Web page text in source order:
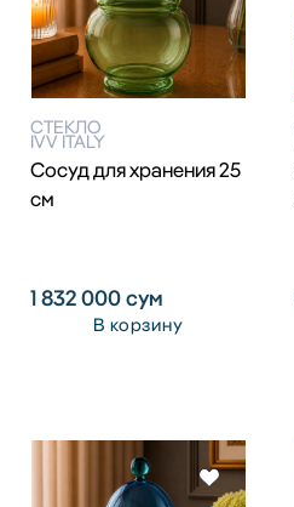
СТЕКЛО
IVV ITALY
Сосуд для хранения 25
см
1 832 000сум
В корзину